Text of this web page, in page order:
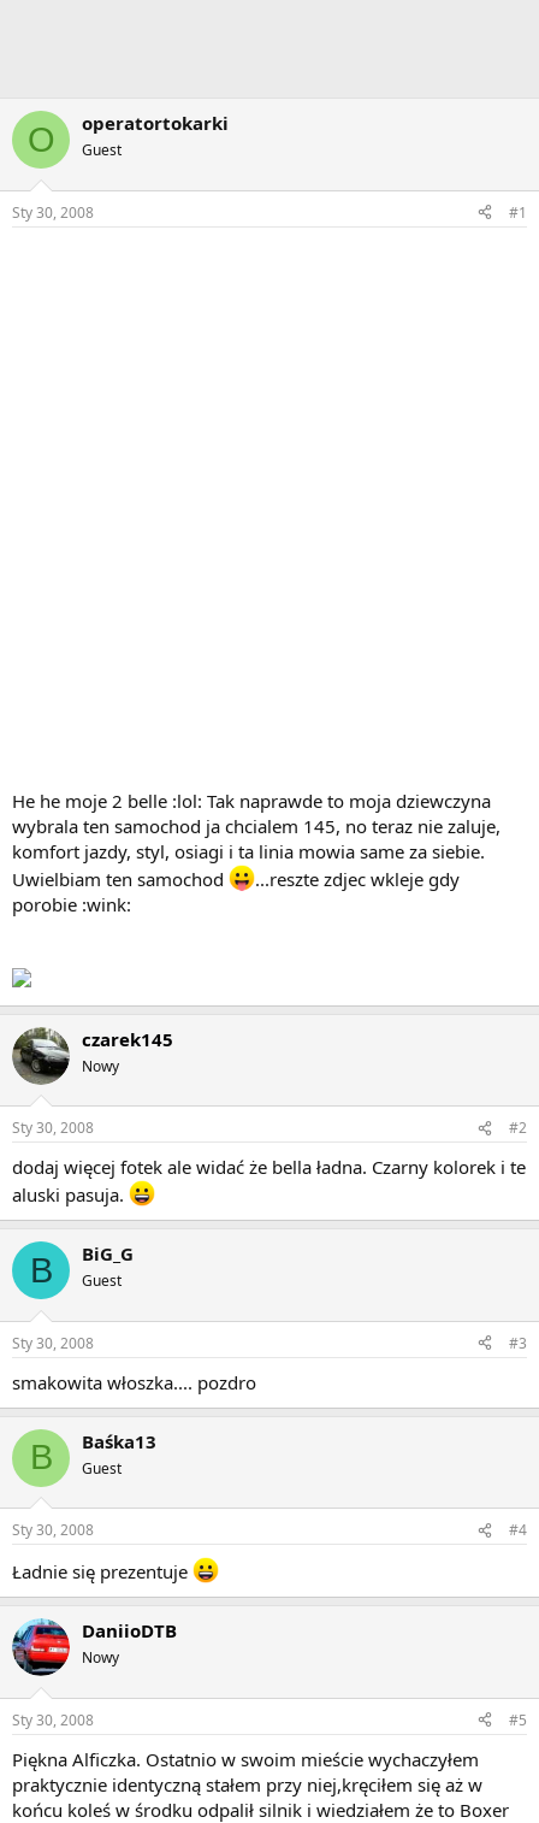
O operatortokarki
Guest
Sty 30, 2008 #1
He he moje 2 belle :lol: Tak naprawde to moja dziewczyna
wybrala ten samochod ja chcialem 145, no teraz nie zaluje,
komfort jazdy, styl, osiagi i ta linia mowia same za siebie.
Uwielbiam ten samochod
...reszte zdjec wkleje gdy
porobie :wink:
czarek145
Nowy
Sty 30, 2008 #2
dodaj więcej fotek ale widać że bella ładna. Czarny kolorek i te
aluski pasuja.
B BiG_G
Guest
Sty 30, 2008 #3
smakowita włoszka.... pozdro
B Baśka13
Guest
Sty 30, 2008 #4
Ładnie się prezentuje
DaniioDTB
Nowy
Sty 30, 2008 #5
Piękna Alficzka. Ostatnio w swoim mieście wychaczyłem
praktycznie identyczną stałem przy niej,kręciłem się aż w
końcu koleś w środku odpalił silnik i wiedziałem że to Boxer